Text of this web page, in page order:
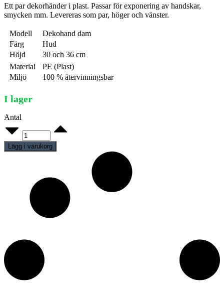
Ett par dekorhänder i plast. Passar för exponering av handskar,
smycken mm. Levereras som par, höger och vänster.
Modell
Dekohand dam
Färg
Hud
Höjd
30 och 36 cm
Material
PE (Plast)
Miljö
100 % återvinningsbar
I lager
Antal
Hand
E4-
E5
quantity
Lägg i varukorg